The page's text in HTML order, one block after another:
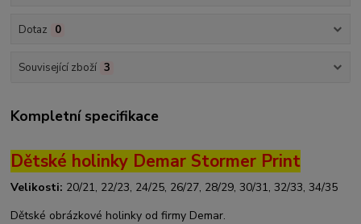
Dotaz 0
Související zboží 3
Kompletní specifikace
Dětské holinky Demar Stormer Print
Velikosti: 20/21, 22/23, 24/25, 26/27, 28/29, 30/31, 32/33, 34/35
Dětské obrázkové holinky od firmy Demar.